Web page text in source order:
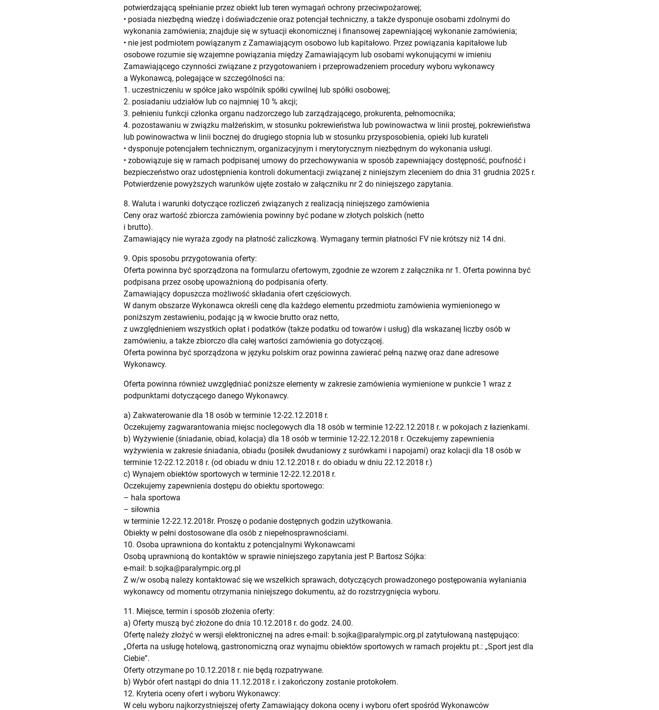
potwierdzającą spełnianie przez obiekt lub teren wymagań ochrony przeciwpożarowej;
• posiada niezbędną wiedzę i doświadczenie oraz potencjał techniczny, a także dysponuje osobami zdolnymi do
wykonania zamówienia; znajduje się w sytuacji ekonomicznej i finansowej zapewniającej wykonanie zamówienia;
• nie jest podmiotem powiązanym z Zamawiającym osobowo lub kapitałowo. Przez powiązania kapitałowe lub
osobowe rozumie się wzajemne powiązania między Zamawiającym lub osobami wykonującymi w imieniu
Zamawiającego czynności związane z przygotowaniem i przeprowadzeniem procedury wyboru wykonawcy
a Wykonawcą, polegające w szczególności na:
1. uczestniczeniu w spółce jako wspólnik spółki cywilnej lub spółki osobowej;
2. posiadaniu udziałów lub co najmniej 10 % akcji;
3. pełnieniu funkcji członka organu nadzorczego lub zarządzającego, prokurenta, pełnomocnika;
4. pozostawaniu w związku małżeńskim, w stosunku pokrewieństwa lub powinowactwa w linii prostej, pokrewieństwa
lub powinowactwa w linii bocznej do drugiego stopnia lub w stosunku przysposobienia, opieki lub kurateli
• dysponuje potencjałem technicznym, organizacyjnym i merytorycznym niezbędnym do wykonania usługi.
• zobowiązuje się w ramach podpisanej umowy do przechowywania w sposób zapewniający dostępność, poufność i
bezpieczeństwo oraz udostępnienia kontroli dokumentacji związanej z niniejszym zleceniem do dnia 31 grudnia 2025 r.
Potwierdzenie powyższych warunków ujęte zostało w załączniku nr 2 do niniejszego zapytania.
8. Waluta i warunki dotyczące rozliczeń związanych z realizacją niniejszego zamówienia
Ceny oraz wartość zbiorcza zamówienia powinny być podane w złotych polskich (netto
i brutto).
Zamawiający nie wyraża zgody na płatność zaliczkową. Wymagany termin płatności FV nie krótszy niż 14 dni.
9. Opis sposobu przygotowania oferty:
Oferta powinna być sporządzona na formularzu ofertowym, zgodnie ze wzorem z załącznika nr 1. Oferta powinna być
podpisana przez osobę upoważnioną do podpisania oferty.
Zamawiający dopuszcza możliwość składania ofert częściowych.
W danym obszarze Wykonawca określi cenę dla każdego elementu przedmiotu zamówienia wymienionego w
poniższym zestawieniu, podając ją w kwocie brutto oraz netto,
z uwzględnieniem wszystkich opłat i podatków (także podatku od towarów i usług) dla wskazanej liczby osób w
zamówieniu, a także zbiorczo dla całej wartości zamówienia go dotyczącej.
Oferta powinna być sporządzona w języku polskim oraz powinna zawierać pełną nazwę oraz dane adresowe
Wykonawcy.
Oferta powinna również uwzględniać poniższe elementy w zakresie zamówienia wymienione w punkcie 1 wraz z
podpunktami dotyczącego danego Wykonawcy.
a) Zakwaterowanie dla 18 osób w terminie 12-22.12.2018 r.
Oczekujemy zagwarantowania miejsc noclegowych dla 18 osób w terminie 12-22.12.2018 r. w pokojach z łazienkami.
b) Wyżywienie (śniadanie, obiad, kolacja) dla 18 osób w terminie 12-22.12.2018 r. Oczekujemy zapewnienia
wyżywienia w zakresie śniadania, obiadu (posiłek dwudaniowy z surówkami i napojami) oraz kolacji dla 18 osób w
terminie 12-22.12.2018 r. (od obiadu w dniu 12.12.2018 r. do obiadu w dniu 22.12.2018 r.)
c) Wynajem obiektów sportowych w terminie 12-22.12.2018 r.
Oczekujemy zapewnienia dostępu do obiektu sportowego:
– hala sportowa
– siłownia
w terminie 12-22.12.2018r. Proszę o podanie dostępnych godzin użytkowania.
Obiekty w pełni dostosowane dla osób z niepełnosprawnościami.
10. Osoba uprawniona do kontaktu z potencjalnymi Wykonawcami
Osobą uprawnioną do kontaktów w sprawie niniejszego zapytania jest P. Bartosz Sójka:
e-mail: b.sojka@paralympic.org.pl
Z w/w osobą należy kontaktować się we wszelkich sprawach, dotyczących prowadzonego postępowania wyłaniania
wykonawcy od momentu otrzymania niniejszego dokumentu, aż do rozstrzygnięcia wyboru.
11. Miejsce, termin i sposób złożenia oferty:
a) Oferty muszą być złożone do dnia 10.12.2018 r. do godz. 24.00.
Ofertę należy złożyć w wersji elektronicznej na adres e-mail: b.sojka@paralympic.org.pl zatytułowaną następująco:
„Oferta na usługę hotelową, gastronomiczną oraz wynajmu obiektów sportowych w ramach projektu pt.: „Sport jest dla
Ciebie”.
Oferty otrzymane po 10.12.2018 r. nie będą rozpatrywane.
b) Wybór ofert nastąpi do dnia 11.12.2018 r. i zakończony zostanie protokołem.
12. Kryteria oceny ofert i wyboru Wykonawcy:
W celu wyboru najkorzystniejszej oferty Zamawiający dokona oceny i wyboru ofert spośród Wykonawców